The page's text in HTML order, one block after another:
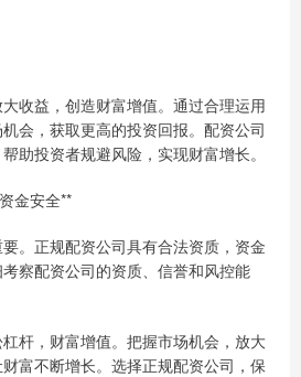
收益，创造财富增值。通过合理运用
会，获取更高的投资回报。配资公司
助投资者规避风险，实现财富增长。
金安全**
。正规配资公司具有合法资质，资金
察配资公司的资质、信誉和风控能
杆，财富增值。把握市场机会，放大
富不断增长。选择正规配资公司，保